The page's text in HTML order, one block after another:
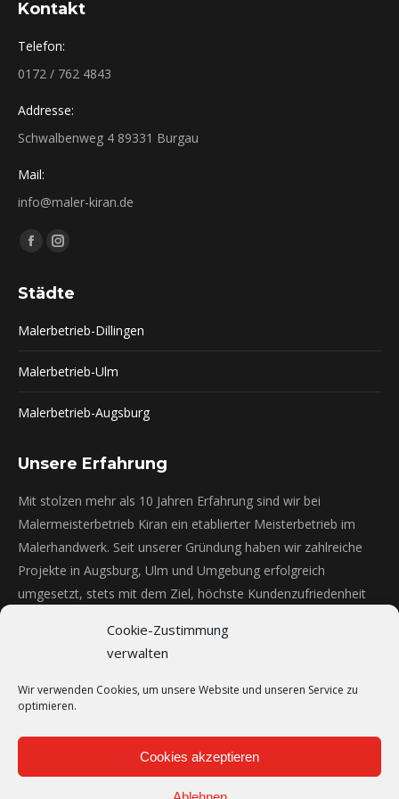
Cookie-Zustimmung
verwalten
Wir verwenden Cookies, um unsere Website und unseren Service zu
optimieren.
Cookies akzeptieren
Kontakt
Telefon:
0172 / 762 4843
Addresse:
Schwalbenweg 4 89331 Burgau
Mail:
info@maler-kiran.de
Finden Sie uns auf:
Facebook
opens
window
Instagram
opens
window
Städte
Malerbetrieb-Dillingen
Malerbetrieb-Ulm
Malerbetrieb-Augsburg
Unsere Erfahrung
Mit stolzen mehr als 10 Jahren Erfahrung sind wir bei
Malermeisterbetrieb Kiran ein etablierter Meisterbetrieb im
Malerhandwerk. Seit unserer Gründung haben wir zahlreiche
Projekte in Augsburg, Ulm und Umgebung erfolgreich
umgesetzt, stets mit dem Ziel, höchste Kundenzufriedenheit
Fassadenanstriche - mehr als 12 Jahre
Lackierarbeiten - mehr als 10 Jahre 100%
Innenanstriche - mehr als 10 Jahre
Gerüstbau - mehr als 10 Jahre 100%